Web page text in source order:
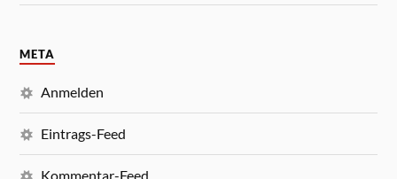
META
Anmelden
Eintrags-Feed
Kommentar-Feed